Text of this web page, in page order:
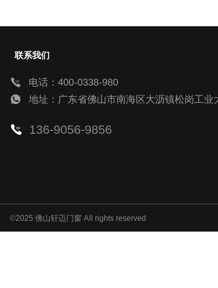
联系我们
电话：400-0338-980
地址：广东省佛山市南海区大沥镇松岗工业
136-9056-9856
©2025 佛山轩迈门窗 All rights reserved